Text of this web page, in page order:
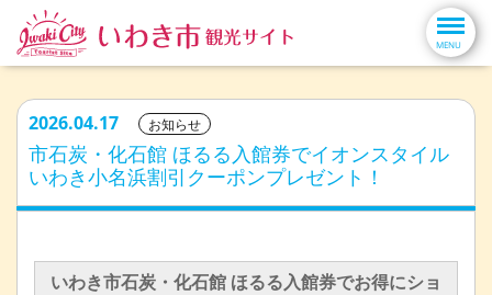
2026.04.17 お知らせ
市石炭・化石館 ほるる入館券でイオンスタイル
いわき小名浜割引クーポンプレゼント！
いわき市石炭・化石館 ほるる入館券でお得にショ